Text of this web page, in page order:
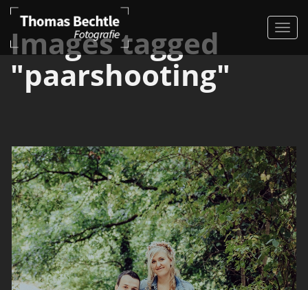
Images tagged
"paarshooting"